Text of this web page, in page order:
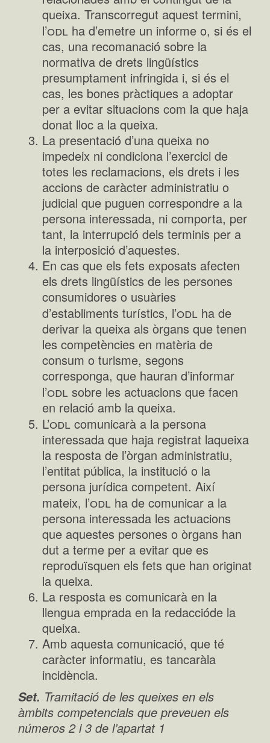
queixa. Transcorregut aquest termini,
l’odl ha d’emetre un informe o, si és el
cas, una recomanació sobre la
normativa de drets lingüístics
presumptament infringida i, si és el
cas, les bones pràctiques a adoptar
per a evitar situacions com la que haja
donat lloc a la queixa.
La presentació d’una queixa no
impedeix ni condiciona l’exercici de
totes les reclamacions, els drets i les
accions de caràcter administratiu o
judicial que puguen correspondre a la
persona interessada, ni comporta, per
tant, la interrupció dels terminis per a
la interposició d’aquestes.
En cas que els fets exposats afecten
els drets lingüístics de les persones
consumidores o usuàries
d’establiments turístics, l’odl ha de
derivar la queixa als òrgans que tenen
les competències en matèria de
consum o turisme, segons
corresponga, que hauran d’informar
l’odl sobre les actuacions que facen
en relació amb la queixa.
L’odl comunicarà a la persona
interessada que haja registrat laqueixa
la resposta de l’òrgan administratiu,
l’entitat pública, la institució o la
persona jurídica competent. Així
mateix, l’odl ha de comunicar a la
persona interessada les actuacions
que aquestes persones o òrgans han
dut a terme per a evitar que es
reproduïsquen els fets que han originat
la queixa.
La resposta es comunicarà en la
llengua emprada en la redaccióde la
queixa.
Amb aquesta comunicació, que té
caràcter informatiu, es tancaràla
incidència.
Set. Tramitació de les queixes en els
àmbits competencials que preveuen els
números 2 i 3 de l’apartat 1